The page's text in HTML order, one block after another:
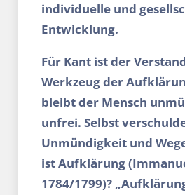
individuelle und
Entwicklung.
Für Kant ist der
Werkzeug der
bleibt der Mensch
unfrei. Selbst
Unmündigkeit und
ist Aufklärung
1784/1799)?